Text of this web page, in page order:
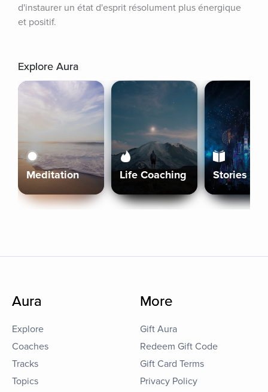
d'instaurer un état d'esprit résolument plus énergique
et positif.
Explore Aura
Meditation Life Coaching Stories
Aura
Explore
Coaches
Tracks
Topics
More
Gift Aura
Redeem Gift Code
Gift Card Terms
Privacy Policy